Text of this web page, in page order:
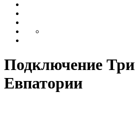
Подключение
Евпатории